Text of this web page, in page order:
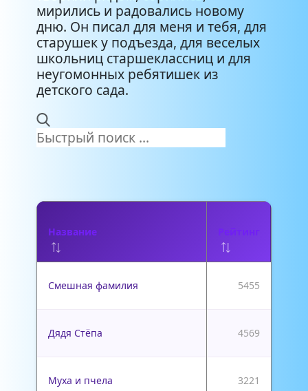
мирились и радовались новому
дню. Он писал для меня и тебя, для
старушек у подъезда, для веселых
школьниц старшеклассниц и для
неугомонных ребятишек из
детского сада.
Название Рейтинг
Смешная фамилия 5455
Дядя Стёпа 4569
Муха и пчела 3221